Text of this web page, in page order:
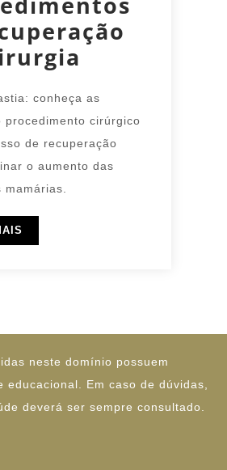
conheça as
procedimento cirúrgico
de recuperação
o aumento das
neste domínio possuem
Em caso de dúvidas,
deverá ser sempre consultado.